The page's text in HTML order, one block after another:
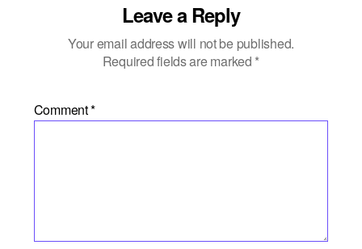
Leave a Reply
Your email address will not be published.
Required fields are marked *
Comment*